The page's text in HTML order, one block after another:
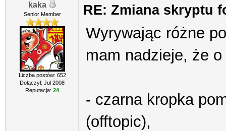
kaka
Senior Member
Liczba postów: 652
Dołączył: Jul 2008
Reputacja: 24
RE: Zmiana skryptu
Wyrywając różne
mam nadzieje, że
- czarna kropka
(offtopic),